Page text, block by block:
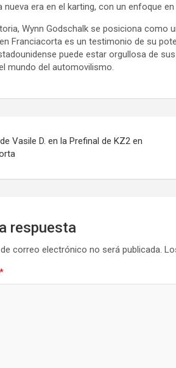
nueva era en el karting, con un enfoque
Wynn Godschalk se posiciona como
Franciacorta es un testimonio de su
puede estar orgullosa de
mundo del automovilismo.
Vasile D. en la Prefinal de KZ2 en
respuesta
correo electrónico no será publicada.
*